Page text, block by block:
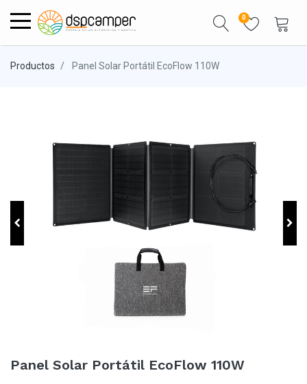
0
Productos Panel Solar Portátil EcoFlow 110W
Panel Solar Portátil EcoFlow 110W